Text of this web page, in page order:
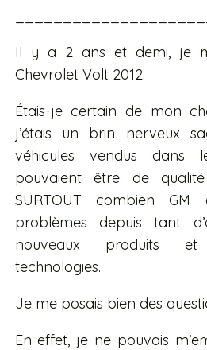
Il y a 2 ans et demi, je
Chevrolet Volt 2012.
Étais-je certain de mon
j’étais un brin nerveux
véhicules vendus dans
pouvaient être de
SURTOUT combien
problèmes depuis tant
nouveaux produits
technologies.
Je me posais bien des
En effet, je ne pouvais